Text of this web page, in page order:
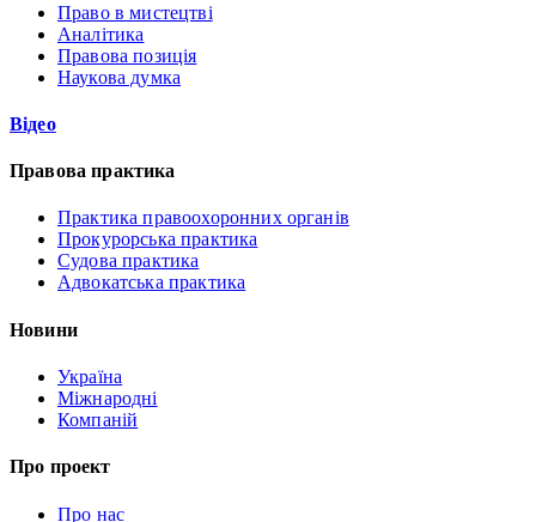
Право в мистецтві
Аналітика
Правова позиція
Наукова думка
Відео
Правова практика
Практика правоохоронних органів
Прокурорська практика
Судова практика
Адвокатська практика
Новини
Україна
Міжнародні
Компаній
Про проект
Про нас